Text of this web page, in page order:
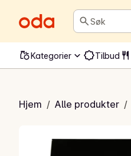
Søk
Kategorier Tilbud
Hjem / Alle produkter /
ostekake